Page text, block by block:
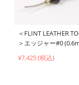
＜FLINT LEATHER
＞エッジャー#0
¥7,425 (税込)